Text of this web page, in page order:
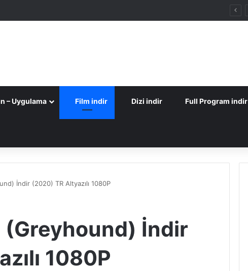
– Uygulama Film indir Dizi indir Full Program indir
İndir (2020) TR Altyazılı 1080P
(Greyhound) İndir
1080P